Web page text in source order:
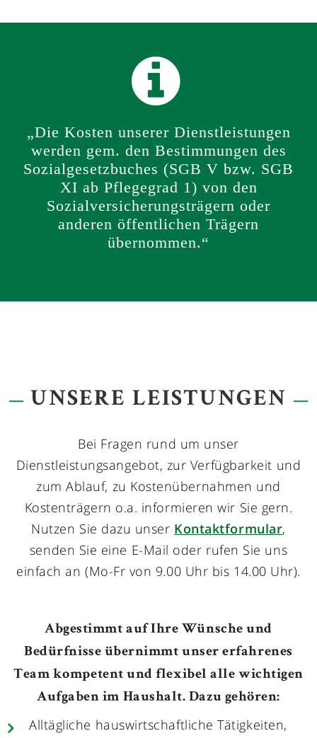
„Die Kosten unserer Dienstleistungen
werden gem. den Bestimmungen des
Sozialgesetzbuches (SGB V bzw. SGB
XI ab Pflegegrad 1) von den
Sozialversicherungsträgern oder
anderen öffentlichen Trägern
übernommen.“
UNSERE LEISTUNGEN
Bei Fragen rund um unser
Dienstleistungsangebot, zur Verfügbarkeit und
zum Ablauf, zu Kostenübernahmen und
Kostenträgern o.a. informieren wir Sie gern.
Nutzen Sie dazu unser Kontaktformular,
senden Sie eine E-Mail oder rufen Sie uns
einfach an (Mo-Fr von 9.00 Uhr bis 14.00 Uhr).
Abgestimmt auf Ihre Wünsche und
Bedürfnisse übernimmt unser erfahrenes
Team kompetent und flexibel alle wichtigen
Aufgaben im Haushalt. Dazu gehören:
Alltägliche hauswirtschaftliche Tätigkeiten,